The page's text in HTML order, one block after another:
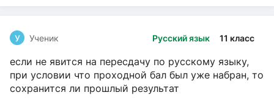
Русский язык 11 класс
У Ученик
если не явится на пересдачу по русскому языку,
при условии что проходной бал был уже набран, то
сохранится ли прошлый результат